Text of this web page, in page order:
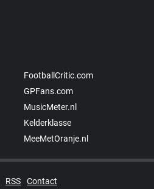
FootballCritic.com
GPFans.com
MusicMeter.nl
Kelderklasse
MeeMetOranje.nl
RSS Contact